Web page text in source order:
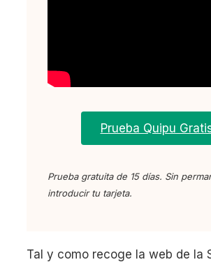
Prueba Quipu
Prueba gratuita de 15 días. Sin
introducir tu tarjeta.
Tal y como recoge la web de la